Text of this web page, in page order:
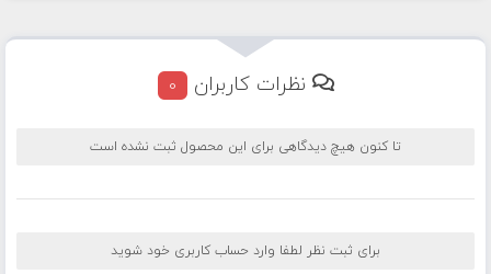
نظرات کاربران 0
تا کنون هیچ دیدگاهی برای این محصول ثبت نشده است
برای ثبت نظر لطفا وارد حساب کاربری خود شوید